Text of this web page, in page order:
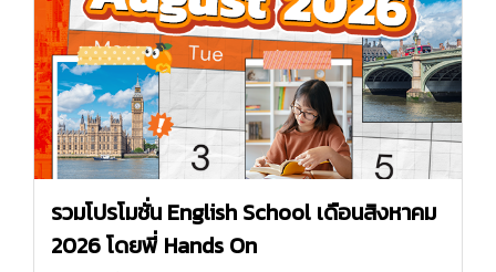
รวมโปรโมชั่น English School เดือนสิงหาคม
2026 โดยพี่ Hands On